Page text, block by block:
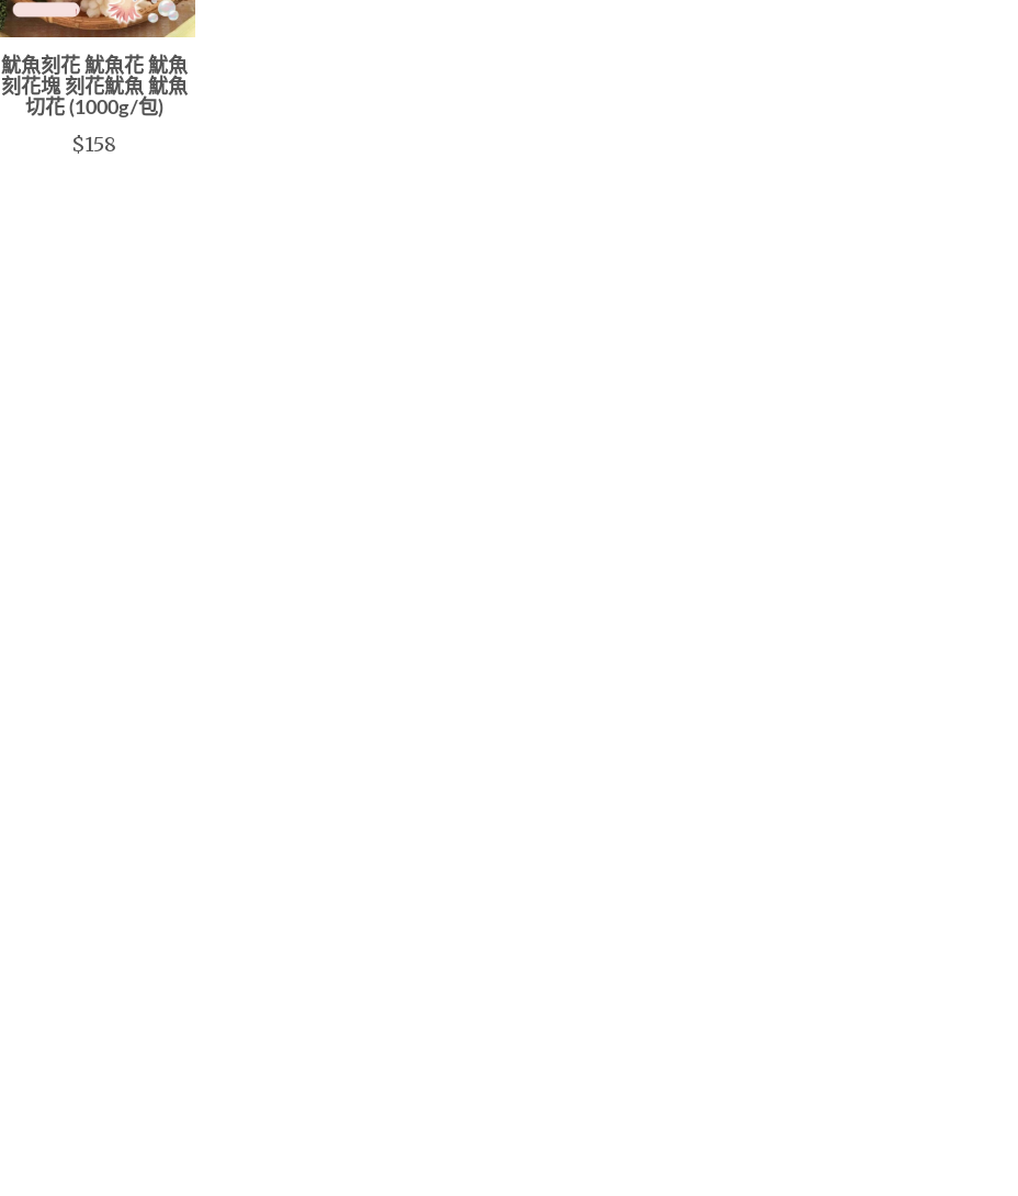
魷魚刻花 魷魚花 魷魚
刻花塊 刻花魷魚 魷魚
切花 (1000g/包)
$158